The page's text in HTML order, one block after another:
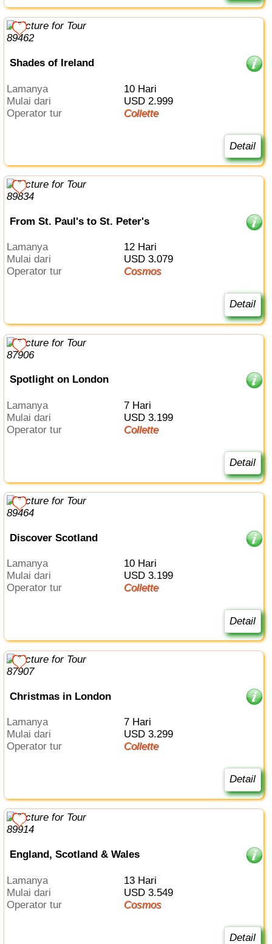
Shades of Ireland
Lamanya
10 Hari
Mulai dari
USD 2.999
Operator tur
Collette
Detail
From St. Paul's to St. Peter's
Lamanya
12 Hari
Mulai dari
USD 3.079
Operator tur
Cosmos
Detail
Spotlight on London
Lamanya
7 Hari
Mulai dari
USD 3.199
Operator tur
Collette
Detail
Discover Scotland
Lamanya
10 Hari
Mulai dari
USD 3.199
Operator tur
Collette
Detail
Christmas in London
Lamanya
7 Hari
Mulai dari
USD 3.299
Operator tur
Collette
Detail
England, Scotland & Wales
Lamanya
13 Hari
Mulai dari
USD 3.549
Operator tur
Cosmos
Detail